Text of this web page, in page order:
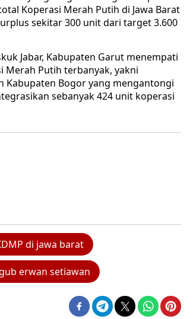
Koperasi Merah Putih di Jawa Barat
sekitar 300 unit dari target 3.600
Jabar, Kabupaten Garut menempati
Merah Putih terbanyak, yakni
Kabupaten Bogor yang mengantongi
sebanyak 424 unit koperasi
di jawa barat
erwan setiawan